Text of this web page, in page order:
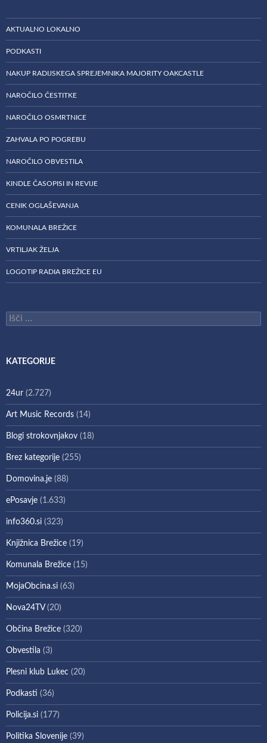
AKTUALNO LOKALNO
PODKASTI
NAKUP RADIJSKEGA SPREJEMNIKA MAJORITY OAKCASTLE
NAROČILO ČESTITKE
NAROČILO OSMRTNICE
ZAHVALA PO POGREBU
NAROČILO OBVESTILA
KINDLE ČASOPISI IN REVIJE
CENIK OGLAŠEVANJA
KOMUNALA BREŽICE
VRTILJAK ŽELJA
LOGOTIP RADIA BREŽICE EU
Išči:
KATEGORIJE
24ur (2.727)
Art Music Records (14)
Blogi strokovnjakov (18)
Brez kategorije (255)
Domovina.je (88)
ePosavje (1.633)
info360.si (323)
Knjižnica Brežice (19)
Komunala Brežice (15)
MojaObcina.si (63)
Nova24TV(20)
Občina Brežice (320)
Obvestila (3)
Plesni klub Lukec (20)
Podkasti (36)
Policija.si (177)
Politika Slovenije (39)